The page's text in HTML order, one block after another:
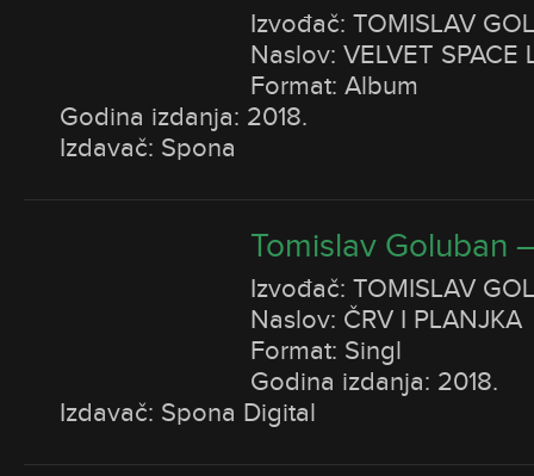
Izvođač: TOMISLAV
Naslov: VELVET SPACE
Format: Album
Godina izdanja: 2018.
Izdavač: Spona
Tomislav Goluban
Izvođač: TOMISLAV
Naslov: ČRV I PLANJKA
Format: Singl
Godina izdanja: 2018.
Izdavač: Spona Digital